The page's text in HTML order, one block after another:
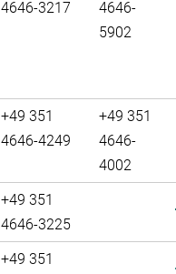
4646-3217
4646-
5902
+49 351
4646-4249
+49 351
4646-
4002
+49 351
4646-3225
+49 351